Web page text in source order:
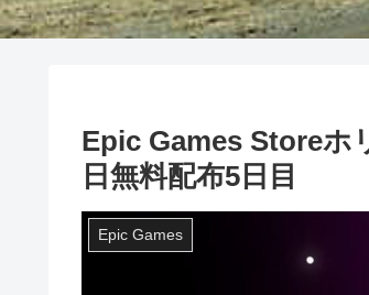
Epic Games Storeホ
日無料配布5日目
Epic Games